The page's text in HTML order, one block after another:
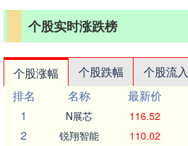
个股实时涨跌榜
个股涨幅 个股跌幅 个股流入
排名
名称 最新价
1
N展芯 116.52
2 锐翔智能 110.02